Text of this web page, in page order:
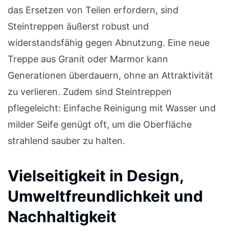
das Ersetzen von Teilen erfordern, sind
Steintreppen äußerst robust und
widerstandsfähig gegen Abnutzung. Eine neue
Treppe aus Granit oder Marmor kann
Generationen überdauern, ohne an Attraktivität
zu verlieren. Zudem sind Steintreppen
pflegeleicht: Einfache Reinigung mit Wasser und
milder Seife genügt oft, um die Oberfläche
strahlend sauber zu halten.
Vielseitigkeit in Design,
Umweltfreundlichkeit und
Nachhaltigkeit